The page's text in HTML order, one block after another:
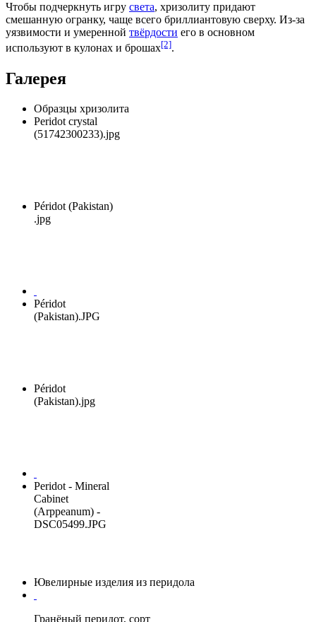
Чтобы подчеркнуть игру света, хризолиту придают
смешанную огранку, чаще всего бриллиантовую сверху. Из-за
уязвимости и умеренной твёрдости его в основном
используют в кулонах и брошах[2].
Галерея
Образцы хризолита
Peridot crystal
(51742300233).jpg
Péridot (Pakistan)
.jpg
Péridot
(Pakistan).JPG
Péridot
(Pakistan).jpg
Peridot - Mineral
Cabinet
(Arppeanum) -
DSC05499.JPG
Ювелирные изделия из перидола
Гранёный перидот, сорт